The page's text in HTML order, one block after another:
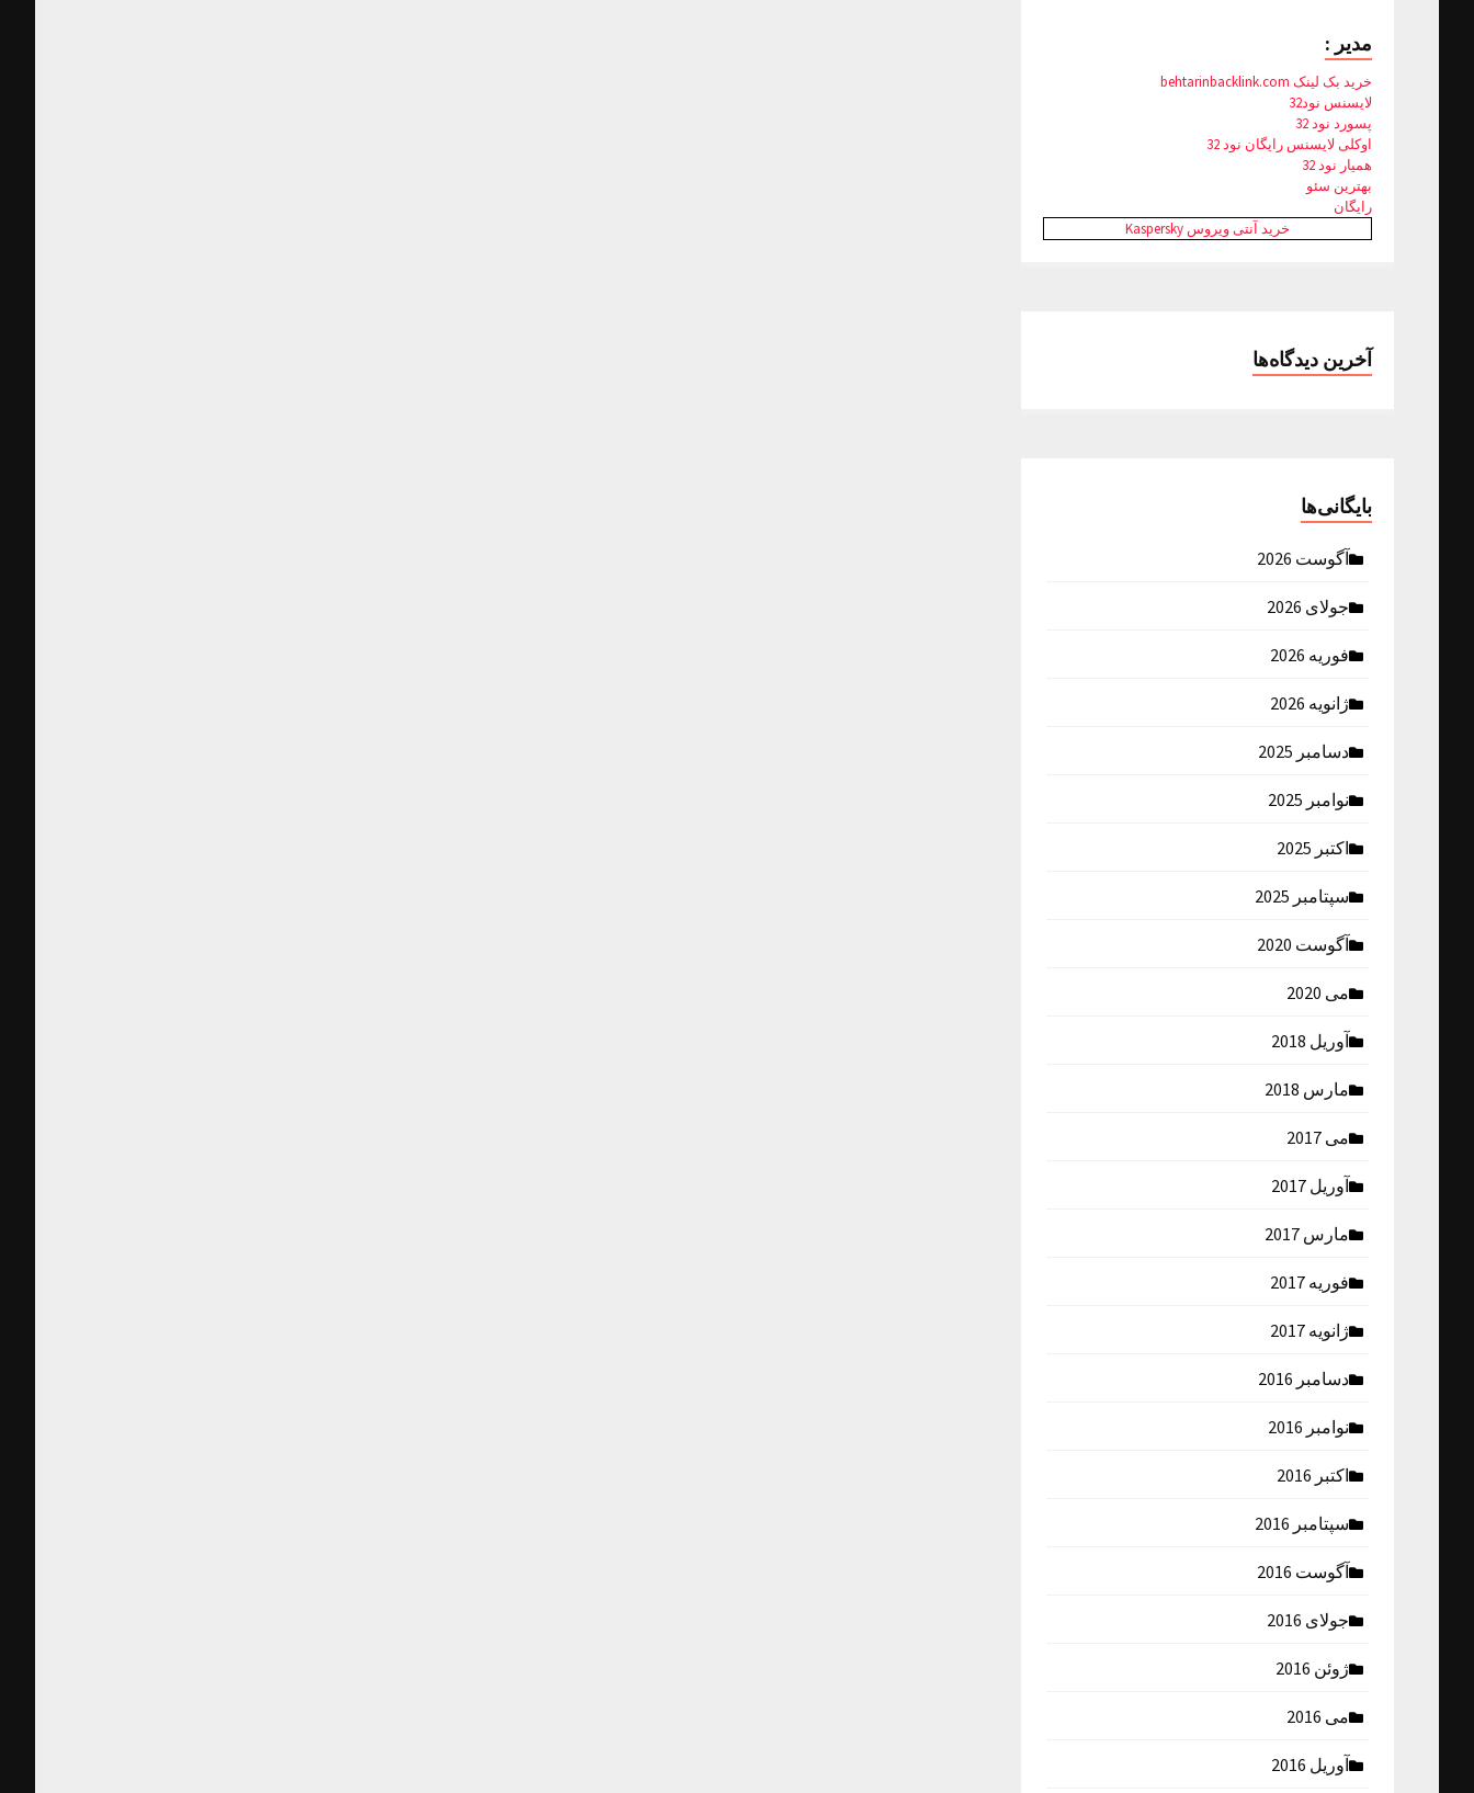
مدیر :
خرید بک لینک behtarinbacklink.com
لایسنس نود32
پسورد نود 32
اوکلی لایسنس رایگان نود 32
همیار نود 32
بهترین سئو
رایگان
خرید آنتی ویروس Kaspersky
آخرین دیدگاه‌ها
بایگانی‌ها
آگوست 2026
جولای 2026
فوریه 2026
ژانویه 2026
دسامبر 2025
نوامبر 2025
اکتبر 2025
سپتامبر 2025
آگوست 2020
می 2020
آوریل 2018
مارس 2018
می 2017
آوریل 2017
مارس 2017
فوریه 2017
ژانویه 2017
دسامبر 2016
نوامبر 2016
اکتبر 2016
سپتامبر 2016
آگوست 2016
جولای 2016
ژوئن 2016
می 2016
آوریل 2016